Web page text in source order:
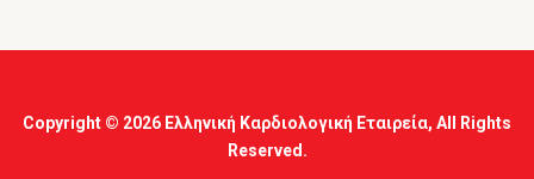
Copyright © 2026 Ελληνική Καρδιολογική Εταιρεία, All Rights
Reserved.